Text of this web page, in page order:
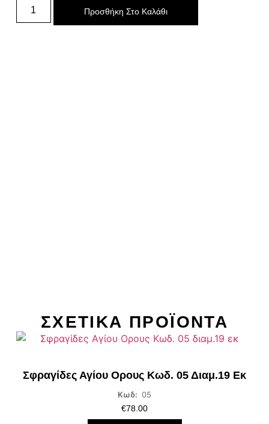
Προσθήκη Στο Καλάθι
ΣΧΕΤΙΚΑ ΠΡΟΪΌΝΤΑ
Σφραγίδες Αγίου Ορους Κωδ. 05 Διαμ.19 Εκ
Κωδ: 05
€78.00